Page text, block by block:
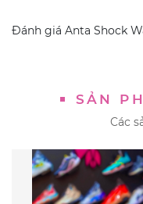
Đánh giá Anta Shock
SẢN
Các